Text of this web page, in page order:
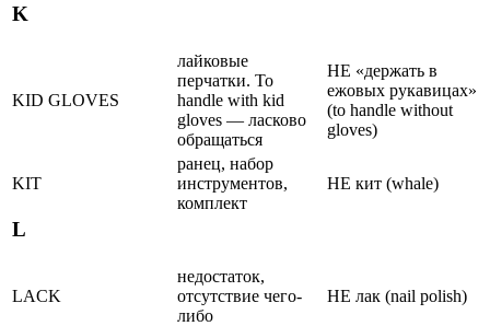
K
KID GLOVES
лайковые
перчатки. To
handle with kid
gloves — ласково
обращаться
НЕ «держать в
ежовых рукавицах»
(to handle without
gloves)
KIT
ранец, набор
инструментов,
комплект
НЕ кит (whale)
L
LACK
недостаток,
отсутствие чего-
либо
НЕ лак (nail polish)